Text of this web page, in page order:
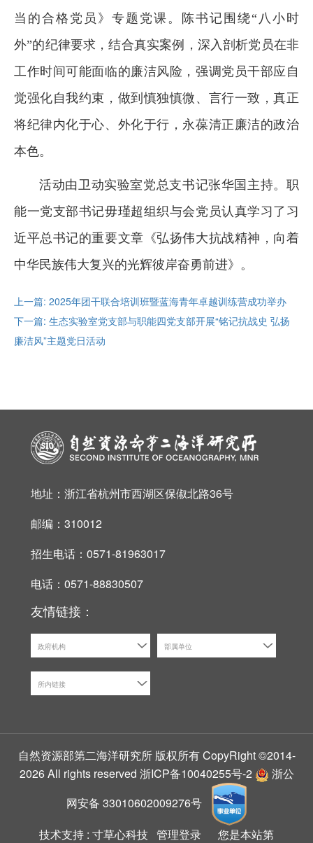
当的合格党员》专题党课。陈书记围绕“八小时
外”的纪律要求，结合真实案例，深入剖析党员在非
工作时间可能面临的廉洁风险，强调党员干部应自
觉强化自我约束，做到慎独慎微、言行一致，真正
将纪律内化于心、外化于行，永葆清正廉洁的政治
本色。
活动由卫动实验室党总支书记张华国主持。职
能一党支部书记毋瑾超组织与会党员认真学习了习
近平总书记的重要文章《弘扬伟大抗战精神，向着
中华民族伟大复兴的光辉彼岸奋勇前进》。
上一篇: 2025年团干联合培训班暨蓝海青年卓越训练营成功举办
下一篇: 生态实验室党支部与职能四党支部开展“铭记抗战史 弘扬
廉洁风”主题党日活动
地址：浙江省杭州市西湖区保俶北路36号
邮编：310012
招生电话：0571-81963017
电话：0571-88830507
友情链接：
政府机构 部属单位
所内链接
自然资源部第二海洋研究所 版权所有 CopyRight ©2014-
2026 All rights reserved 浙ICP备10040255号-2
浙公
网安备 33010602009276号
技术支持 : 寸草心科技 管理登录 您是本站第